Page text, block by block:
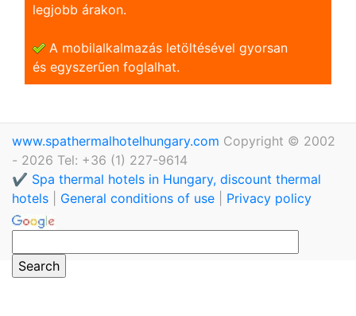
legjobb árakon.
A mobilalkalmazás letöltésével gyorsan
és egyszerũen foglalhat.
www.spathermalhotelhungary.com Copyright © 2002
- 2026 Tel: +36 (1) 227-9614
✔️ Spa thermal hotels in Hungary, discount thermal
hotels
General conditions of use Privacy policy